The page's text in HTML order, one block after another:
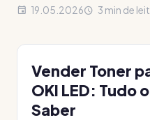
19.05.2026 3 min de
Vender Toner
OKI LED: Tudo
Saber